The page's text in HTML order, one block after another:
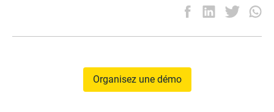
Organisez une démo